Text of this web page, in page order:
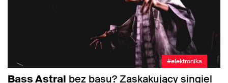
#elektronika
Bass Astral bez basu? Zaskakujący singiel